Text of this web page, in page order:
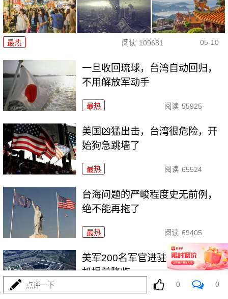
最热 阅读 109681 05-10
一旦收回琉球，台湾自动回归，
不用解放军动手
最热 阅读 55925
美国凶猛出击，台湾很危险，开
始狗急跳墙了
最热 阅读 65524
台海问题的严峻程度史无前例，
绝不能再拖了
最热 阅读 69405
美军200名军官进驻台湾，武统时
机提前降临
最热
点评一下 0 0